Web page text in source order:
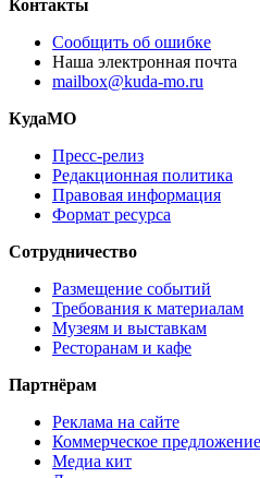
Контакты
Сообщить об ошибке
Наша электронная почта
mailbox@kuda-mo.ru
КудаМО
Пресс-релиз
Редакционная политика
Правовая информация
Формат ресурса
Сотрудничество
Размещение событий
Требования к материалам
Музеям и выставкам
Ресторанам и кафе
Партнёрам
Реклама на сайте
Коммерческое предложение
Медиа кит